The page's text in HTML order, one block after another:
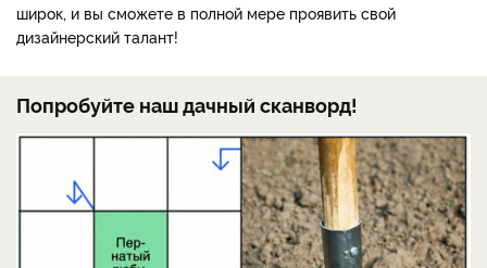
широк, и вы сможете в полной мере проявить свой
дизайнерский талант!
Попробуйте наш дачный сканворд!